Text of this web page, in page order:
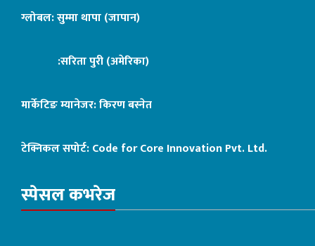
ग्लोबल: सुम्मा थापा (जापान)
:सरिता पुरी (अमेरिका)
मार्केटिङ म्यानेजर: किरण बस्नेत
टेक्निकल सपोर्ट:Code for Core Innovation Pvt. Ltd.
स्पेसल कभरेज